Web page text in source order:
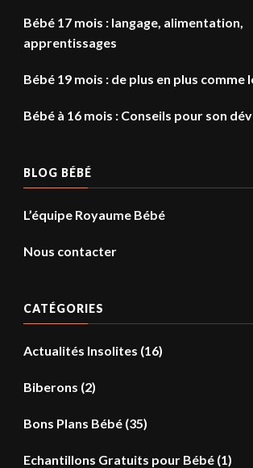
Bébé 17 mois : langage, alimentation,
apprentissages
Bébé 19 mois : de plus en plus comme
Bébé à 16 mois : Conseils pour son
BLOG BÉBÉ
L’équipe Royaume Bébé
Nous contacter
CATÉGORIES
Actualités Insolites (16)
Biberons (2)
Bons Plans Bébé (35)
Echantillons Gratuits pour Bébé (1)